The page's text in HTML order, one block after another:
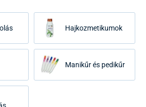
és rugalmasságának
megközelítést igényel, amely ötvözi a
táplálással.
Hajkozmetikumok
Manikűr és pedikűr